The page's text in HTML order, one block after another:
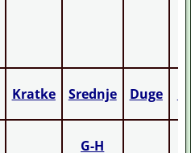
Kratke Srednje Duge
G-H